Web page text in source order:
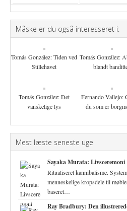
Måske er du også interesseret i:
Tomás González: Tiden ved
Stillehavet
Tomás González:
blandt
Tomás González: Det
vanskelige lys
Fernando Vallejo:
du som er
Mest læste seneste uge
Sayaka Murata: Livsceremoni
Ritualiseret kannibalisme.
menneskelige kropsdele til
baseret…
Ray Bradbury: Den